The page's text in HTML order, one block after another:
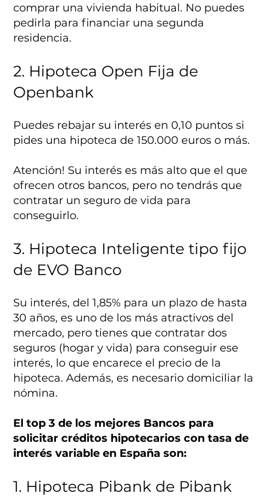
comprar una vivienda habitual. No puedes
pedirla para financiar una segunda
residencia.
2. Hipoteca Open Fija de
Openbank
Puedes rebajar su interés en 0,10 puntos si
pides una hipoteca de 150.000 euros o más.
Atención! Su interés es más alto que el que
ofrecen otros bancos, pero no tendrás que
contratar un seguro de vida para
conseguirlo.
3. Hipoteca Inteligente tipo fijo
de EVO Banco
Su interés, del 1,85% para un plazo de hasta
30 años, es uno de los más atractivos del
mercado, pero tienes que contratar dos
seguros (hogar y vida) para conseguir ese
interés, lo que encarece el precio de la
hipoteca. Además, es necesario domiciliar la
nómina.
El top 3 de los mejores Bancos para
solicitar créditos hipotecarios con tasa de
interés variable en España son:
1. Hipoteca Pibank de Pibank